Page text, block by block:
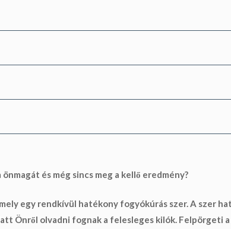
és még sincs meg a kellő eredmény?
egy rendkívül hatékony fogyókúrás szer. A szer
Önről olvadni fognak a felesleges kilók. Felpörgeti